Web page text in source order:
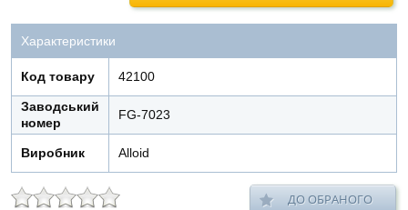
Характеристики
Код товару 42100
Заводський
номер
FG-7023
Виробник Alloid
ДО ОБРАНОГО